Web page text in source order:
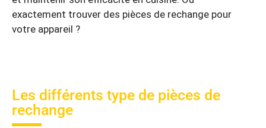
exactement trouver des pièces de rechange pour
votre appareil ?
Les différents type de pièces de
rechange